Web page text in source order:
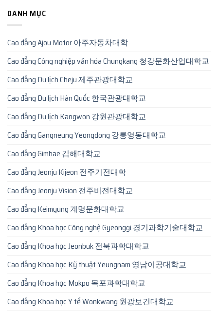
DANH MỤC
Cao đẳng Ajou Motor 아주자동차대학
Cao đẳng Công nghiệp văn hóa Chungkang 청강문화산업대학교
Cao đẳng Du lịch Cheju 제주관광대학교
Cao đẳng Du lịch Hàn Quốc 한국관광대학교
Cao đẳng Du lịch Kangwon 강원관광대학교
Cao đẳng Gangneung Yeongdong 강릉영동대학교
Cao đẳng Gimhae 김해대학교
Cao đẳng Jeonju Kijeon 전주기전대학
Cao đẳng Jeonju Vision 전주비전대학교
Cao đẳng Keimyung 계명문화대학교
Cao đẳng Khoa học Công nghệ Gyeonggi 경기과학기술대학교
Cao đẳng Khoa học Jeonbuk 전북과학대학교
Cao đẳng Khoa học Kỹ thuật Yeungnam 영남이공대학교
Cao đẳng Khoa học Mokpo 목포과학대학교
Cao đẳng Khoa học Y tế Wonkwang 원광보건대학교